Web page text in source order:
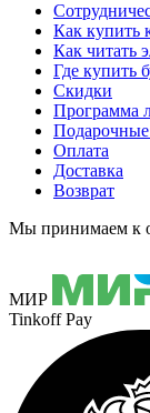
Как купить
Как читать
Где купить
Скидки
Программа
Оплата
Доставка
Возврат
Мы принимаем к
МИР
Tinkoff Pay